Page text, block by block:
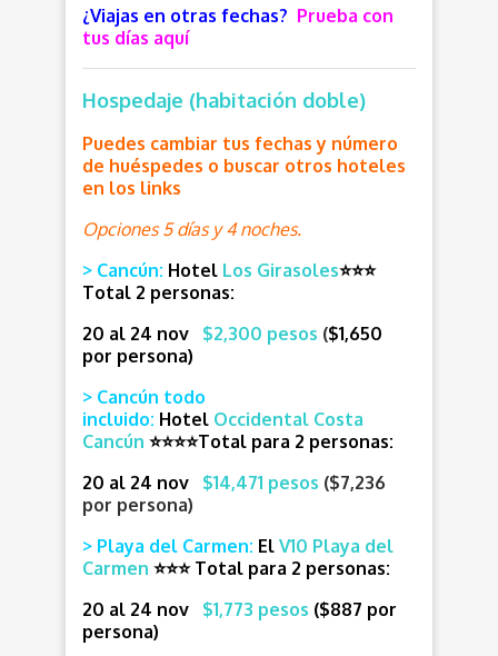
¿Viajas en otras fechas? Prueba con
tus días aquí
Hospedaje (habitación doble)
Puedes cambiar tus fechas y número
de huéspedes o buscar otros hoteles
en los links
Opciones 5 días y 4 noches.
> Cancún: Hotel Los Girasoles⭐⭐⭐
Total 2 personas:
20 al 24 nov
$2,300 pesos ($1,650
por persona)
> Cancún todo
incluido: Hotel Occidental Costa
Cancún ⭐⭐⭐⭐Total para 2 personas:
20 al 24 nov
$14,471 pesos ($7,236
por persona)
> Playa del Carmen: El V10 Playa del
Carmen ⭐⭐⭐Total para 2 personas:
20 al 24 nov
$1,773 pesos ($887 por
persona)